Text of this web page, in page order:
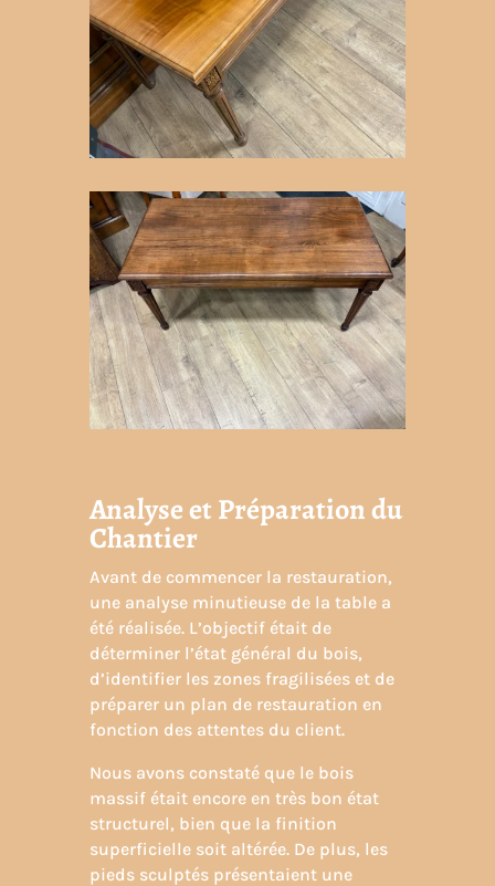
Analyse et Préparation du
Chantier
Avant de commencer la restauration,
une analyse minutieuse de la table a
été réalisée. L’objectif était de
déterminer l’état général du bois,
d’identifier les zones fragilisées et de
préparer un plan de restauration en
fonction des attentes du client.
Nous avons constaté que le bois
massif était encore en très bon état
structurel, bien que la finition
superficielle soit altérée. De plus, les
pieds sculptés présentaient une